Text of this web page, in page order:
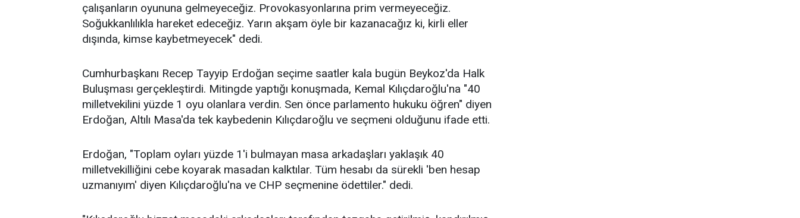
çalışanların oyununa gelmeyeceğiz. Provokasyonlarına prim vermeyeceğiz.
Soğukkanlılıkla hareket edeceğiz. Yarın akşam öyle bir kazanacağız ki, kirli eller
dışında, kimse kaybetmeyecek" dedi.
Cumhurbaşkanı Recep Tayyip Erdoğan seçime saatler kala bugün Beykoz'da Halk
Buluşması gerçekleştirdi. Mitingde yaptığı konuşmada, Kemal Kılıçdaroğlu'na "40
milletvekilini yüzde 1 oyu olanlara verdin. Sen önce parlamento hukuku öğren" diyen
Erdoğan, Altılı Masa'da tek kaybedenin Kılıçdaroğlu ve seçmeni olduğunu ifade etti.
Erdoğan, "Toplam oyları yüzde 1'i bulmayan masa arkadaşları yaklaşık 40
milletvekilliğini cebe koyarak masadan kalktılar. Tüm hesabı da sürekli 'ben hesap
uzmanıyım' diyen Kılıçdaroğlu'na ve CHP seçmenine ödettiler." dedi.